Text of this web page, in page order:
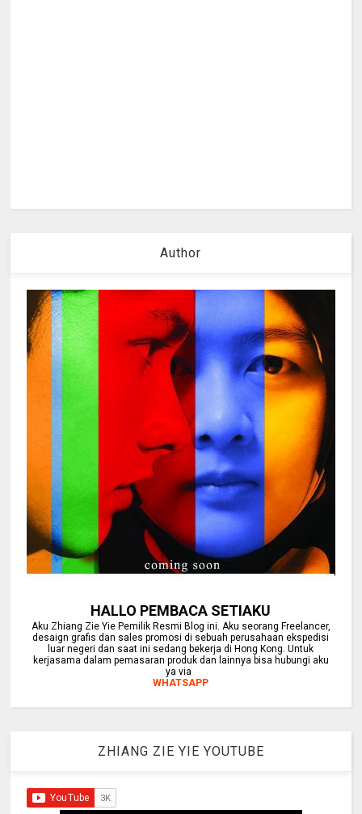
Author
HALLO PEMBACA SETIAKU
Aku Zhiang Zie Yie Pemilik Resmi Blog ini. Aku seorang Freelancer,
desaign grafis dan sales promosi di sebuah perusahaan ekspedisi
luar negeri dan saat ini sedang bekerja di Hong Kong. Untuk
kerjasama dalam pemasaran produk dan lainnya bisa hubungi aku
ya via
WHATSAPP
ZHIANG ZIE YIE YOUTUBE